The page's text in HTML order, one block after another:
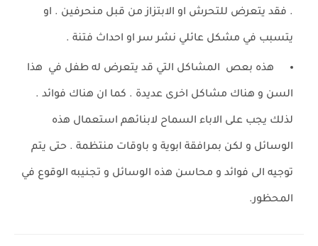
. فقد يتعرض للتحرش او الابتزاز من قبل منحرفين . او
يتسبب في مشكل عائلي نشر سر او احداث فتنة .
هذه بعص المشاكل التي قد يتعرض له طفل في هذا
السن و هناك مشاكل اخرى عديدة . كما ان هناك فوائد .
لذلك يجب على الاباء السماح لابنائهم استعمال هذه
الوسائل و لكن بمرافقة ابوية و باوقات منتظمة . حتى يتم
توجيه الى فوائد و محاسن هذه الوسائل و تجنيبه الوقوع في
المحظور.